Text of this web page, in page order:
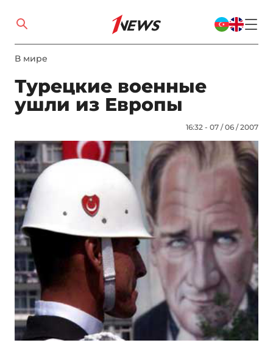
В мире
Турецкие военные
ушли из Европы
16:32 - 07 / 06 / 2007